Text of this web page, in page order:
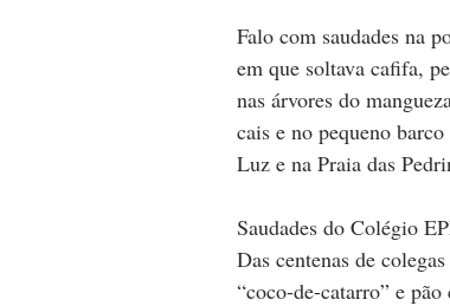
Falo com saudades na
em que soltava cafifa,
nas árvores do
cais e no pequeno
Luz e na Praia das
Saudades do Colégio
Das centenas de
“coco-de-catarro” e